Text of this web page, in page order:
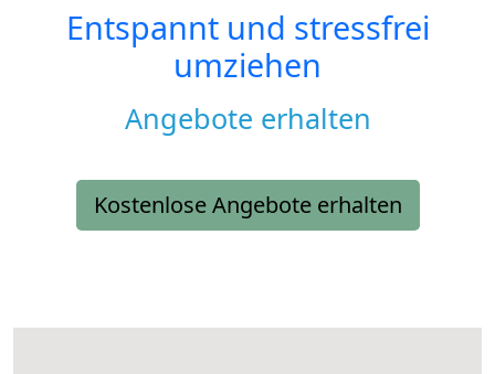
Entspannt und stressfrei
umziehen
Angebote erhalten
Kostenlose Angebote erhalten